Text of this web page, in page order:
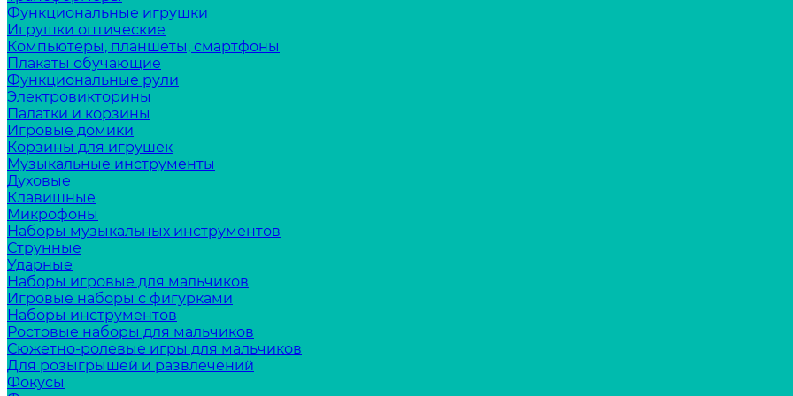
Функциональные игрушки
Игрушки оптические
Компьютеры, планшеты, смартфоны
Плакаты обучающие
Функциональные рули
Электровикторины
Палатки и корзины
Игровые домики
Корзины для игрушек
Музыкальные инструменты
Духовые
Клавишные
Микрофоны
Наборы музыкальных инструментов
Струнные
Ударные
Наборы игровые для мальчиков
Игровые наборы с фигурками
Наборы инструментов
Ростовые наборы для мальчиков
Сюжетно-ролевые игры для мальчиков
Для розыгрышей и развлечений
Фокусы